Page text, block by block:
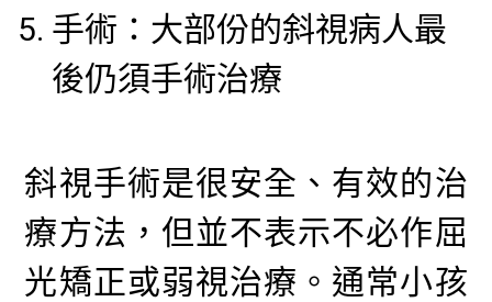
手術：大部份的斜視病人最
後仍須手術治療
斜視手術是很安全、有效的治
療方法，但並不表示不必作屈
光矯正或弱視治療。通常小孩